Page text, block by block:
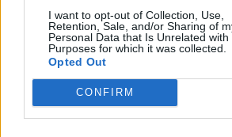
I want to opt-out of Collection, Use,
Retention, Sale, and/or Sharing of
Personal Data that Is Unrelated with
Purposes for which it was collected.
Opted Out
CONFIRM
6 d'agost de 2026
Els vestits de
40 peces a concurs
31 de juliol de 2026